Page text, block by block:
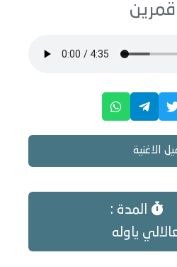
الاغنية
المدة :
ياوله